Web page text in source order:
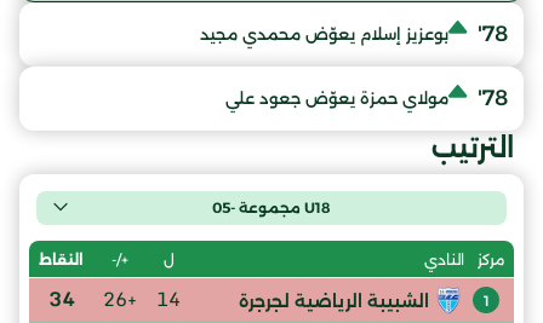
78' بوعزيز إسلام يعوّض محمدي مجيد
78' مولاي حمزة يعوّض جعود علي
الترتيب
U18 مجموعة -05
مركز النادي ل +/- النقاط
1 الشبيبة الرياضية لجرجرة 14
+26
34